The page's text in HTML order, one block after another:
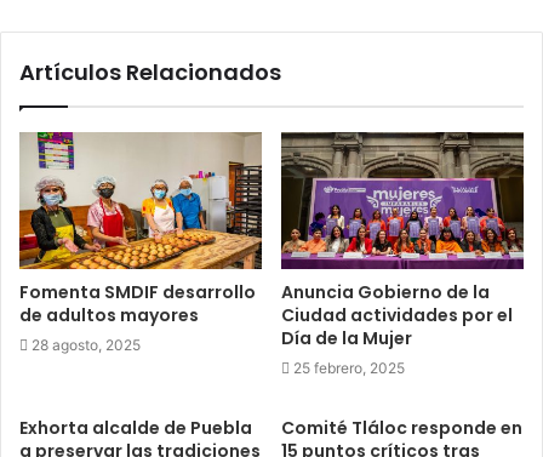
Artículos Relacionados
Fomenta SMDIF desarrollo
de adultos mayores
28 agosto, 2025
Anuncia Gobierno de la
Ciudad actividades por el
Día de la Mujer
25 febrero, 2025
Exhorta alcalde de Puebla
a preservar las tradiciones
Comité Tláloc responde en
15 puntos críticos tras